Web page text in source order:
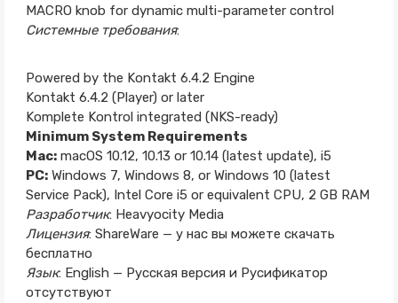
MACRO knob for dynamic multi-parameter control
Системные требования:
Powered by the Kontakt 6.4.2 Engine
Kontakt 6.4.2 (Player) or later
Komplete Kontrol integrated (NKS-ready)
Minimum System Requirements
Mac:macOS 10.12, 10.13 or 10.14 (latest update), i5
PC:Windows 7, Windows 8, or Windows 10 (latest
Service Pack), Intel Core i5 or equivalent CPU, 2 GB RAM
Разработчик: Heavyocity Media
Лицензия: ShareWare — у нас вы можете скачать
бесплатно
Язык: English — Русская версия и Русификатор
отсутствуют